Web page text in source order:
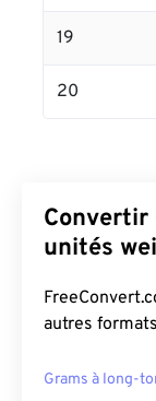
19
20
Convertir
unités
autres
Grams à long-